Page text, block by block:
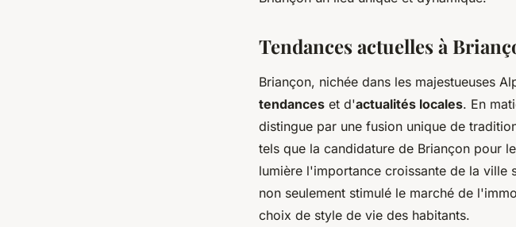
Tendances actuelles à
Briançon, nichée dans les majestueuses
tendances et d'actualités locales. En
distingue par une fusion unique de
tels que la candidature de Briançon pour
lumière l'importance croissante de la ville
non seulement stimulé le marché de
choix de style de vie des habitants.